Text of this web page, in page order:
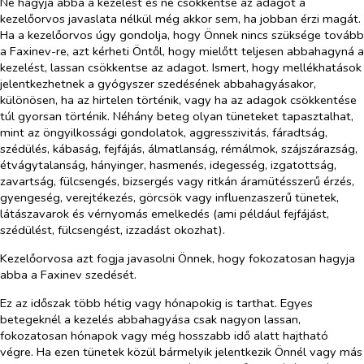
kezelőorvos javaslata nélkül még akkor sem, ha jobban érzi magát.
Ha a kezelőorvos úgy gondolja, hogy Önnek nincs szüksége tovább
a Faxinev-re, azt kérheti Öntől, hogy mielőtt teljesen abbahagyná a
kezelést, lassan csökkentse az adagot. Ismert, hogy mellékhatások
jelentkezhetnek a gyógyszer szedésének abbahagyásakor,
különösen, ha az hirtelen történik, vagy ha az adagok csökkentése
túl gyorsan történik. Néhány beteg olyan tüneteket tapasztalhat,
mint az öngyilkossági gondolatok, aggresszivitás, fáradtság,
szédülés, kábaság, fejfájás, álmatlanság, rémálmok, szájszárazság,
étvágytalanság, hányinger, hasmenés, idegesség, izgatottság,
zavartság, fülcsengés, bizsergés vagy ritkán áramütésszerű érzés,
gyengeség, verejtékezés, görcsök vagy influenzaszerű tünetek,
látászavarok és vérnyomás emelkedés (ami például fejfájást,
szédülést, fülcsengést, izzadást okozhat).
Kezelőorvosa azt fogja javasolni Önnek, hogy fokozatosan hagyja
abba a Faxinev szedését.
Ez az időszak több hétig vagy hónapokig is tarthat. Egyes
betegeknél a kezelés abbahagyása csak nagyon lassan,
fokozatosan hónapok vagy még hosszabb idő alatt hajtható
végre. Ha ezen tünetek közül bármelyik jelentkezik Önnél vagy más